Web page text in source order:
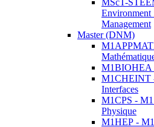
MScT-
Environment
Management
Master (DNM)
M1BIOHEA
M1CHEINT
Interfaces
M1CPS -
Physique
M1HEP -